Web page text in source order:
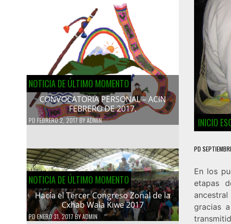
NOTICIA DE ÚLTIMO MOMENTO
CONVOCATORIA PERSONAL – ACIN
FEBRERO DE 2017.
PD FEBRERO 2, 2017BYADMIN
NOTICIA DE ÚLTIMO MOMENTO
Hacía el Tercer Congreso Zonal de la
Cxhab Wala Kiwe 2017
PDENERO 31, 2017BYADMIN
INICIO
PD
En los
etapas
gracias